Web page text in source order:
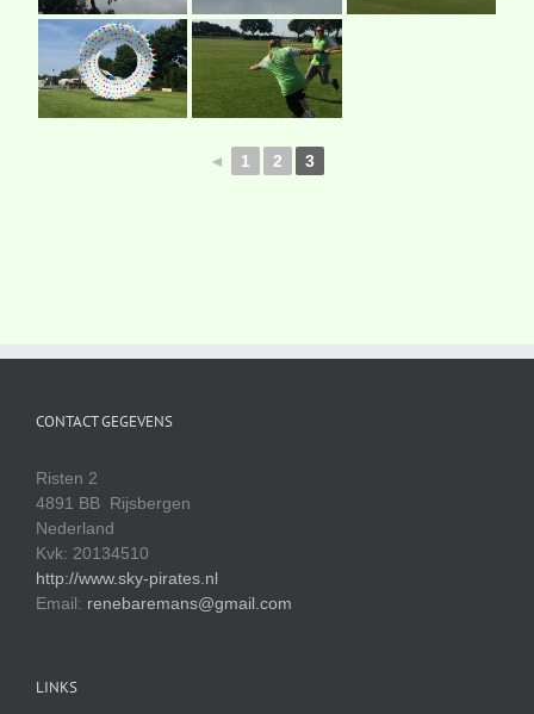
◄ 1 2 3
CONTACT GEGEVENS
Risten 2
4891 BB Rijsbergen
Nederland
Kvk: 20134510
http://www.sky-pirates.nl
Email: renebaremans@gmail.com
LINKS